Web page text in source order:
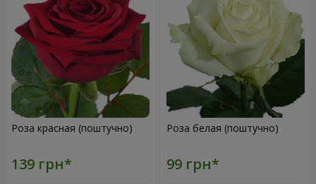
Роза красная (поштучно) Роза белая (поштучно)